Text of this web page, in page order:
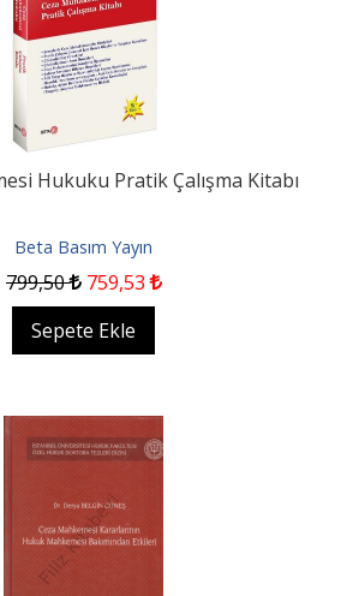
Hukuku Pratik Çalışma Kitabı
Beta Basım Yayın
799,50 759,53
Sepete Ekle